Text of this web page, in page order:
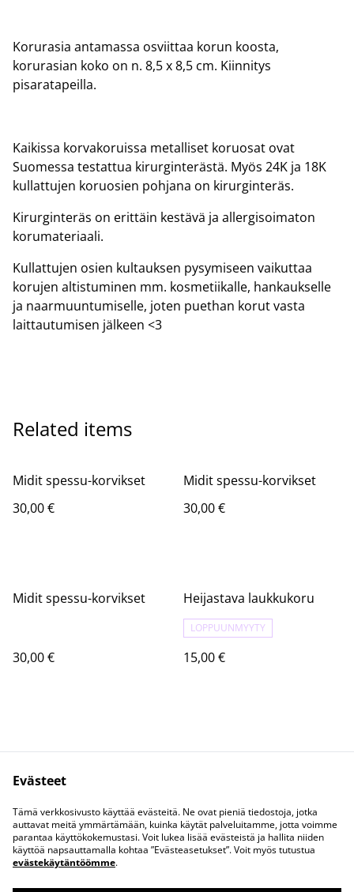
Korurasia antamassa osviittaa korun koosta,
korurasian koko on n. 8,5 x 8,5 cm. Kiinnitys
pisaratapeilla.
Kaikissa korvakoruissa metalliset koruosat ovat
Suomessa testattua kirurginterästä. Myös 24K ja 18K
kullattujen koruosien pohjana on kirurginteräs.
Kirurginteräs on erittäin kestävä ja allergisoimaton
korumateriaali.
Kullattujen osien kultauksen pysymiseen vaikuttaa
korujen altistuminen mm. kosmetiikalle, hankaukselle
ja naarmuuntumiselle, joten puethan korut vasta
laittautumisen jälkeen <3
Related items
Midit spessu-korvikset
30,00 €
Midit spessu-korvikset
30,00 €
Midit spessu-korvikset
30,00 €
Heijastava laukkukoru
LOPPUUNMYYTY
15,00 €
Tuotteet
Ota yhteyttä!
Tietosuojaseloste
Evästeet
Tämä verkkosivusto käyttää evästeitä. Ne ovat pieniä tiedostoja, jotka
auttavat meitä ymmärtämään, kuinka käytät palveluitamme, jotta voimme
parantaa käyttökokemustasi. Voit lukea lisää evästeistä ja hallita niiden
käyttöä napsauttamalla kohtaa ”Evästeasetukset”. Voit myös tutustua
evästekäytäntöömme.